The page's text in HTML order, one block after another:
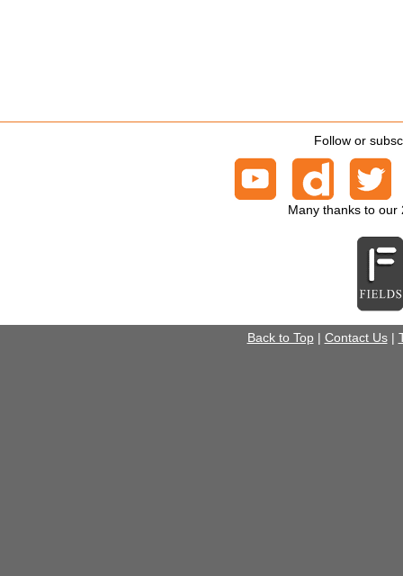
Follow or
Many thanks to our
Back to Top| Contact Us|